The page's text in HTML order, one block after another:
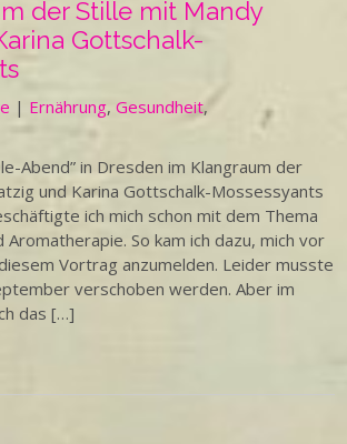
der Stille mit Mandy
Gottschalk-
| Ernährung,Gesundheit,
Abend” in Dresden im Klangraum der
und Karina Gottschalk-Mossessyants
ich mich schon mit dem Thema
Aromatherapie. So kam ich dazu, mich vor
Vortrag anzumelden. Leider musste
verschoben werden. Aber im
das […]